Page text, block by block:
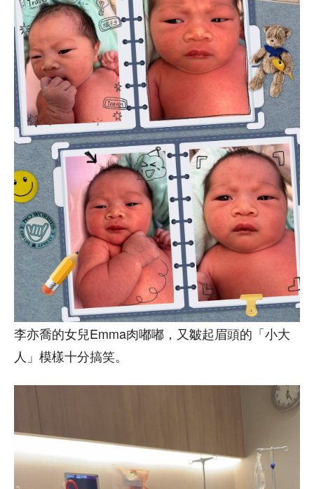
李亦喬的女兒Emma肉嘟嘟，又皺起眉頭的「小大
人」模樣十分搞笑。